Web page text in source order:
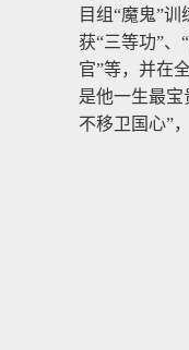
目组“魔鬼”
获“三等功”、
官”等，并在
是他一生最宝
不移卫国心”